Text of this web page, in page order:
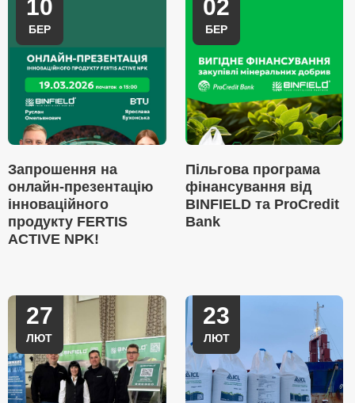
10
БЕР
Запрошення на
онлайн-презентацію
інноваційного
продукту FERTIS
ACTIVE NPK!
02
БЕР
Пільгова програма
фінансування від
BINFIELD та ProCredit
Bank
27
ЛЮТ
23
ЛЮТ